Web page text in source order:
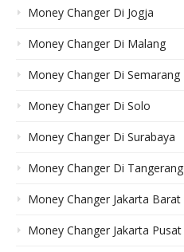
Money Changer Di Jogja
Money Changer Di Malang
Money Changer Di Semarang
Money Changer Di Solo
Money Changer Di Surabaya
Money Changer Di Tangerang
Money Changer Jakarta Barat
Money Changer Jakarta Pusat